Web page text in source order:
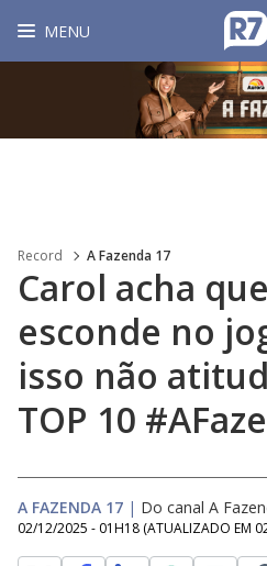
MENU
Record A Fazenda 17
Carol acha
esconde no
isso não
TOP 10
A FAZENDA 17 | Do canal A
02/12/2025 - 01H18 (ATUALIZADO EM